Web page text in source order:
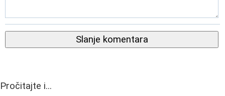
Slanje komentara
Pročitajte i...